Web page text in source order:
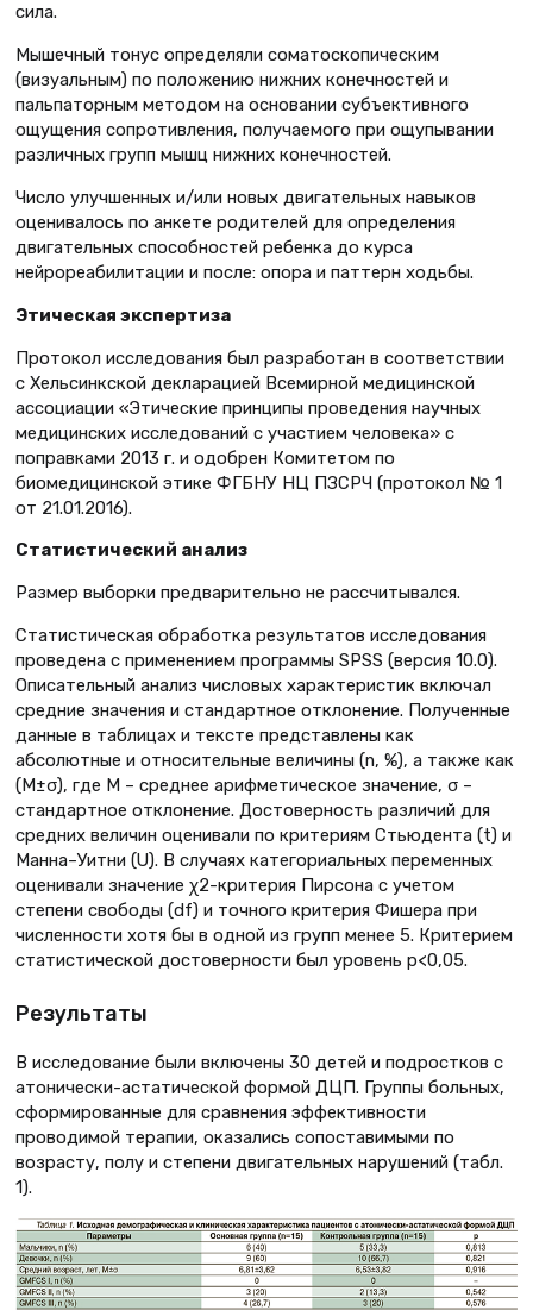
сила.
Мышечный тонус определяли соматоскопическим
(визуальным) по положению нижних конечностей и
пальпаторным методом на основании субъективного
ощущения сопротивления, получаемого при ощупывании
различных групп мышц нижних конечностей.
Число улучшенных и/или новых двигательных навыков
оценивалось по анкете родителей для определения
двигательных способностей ребенка до курса
нейрореабилитации и после: опора и паттерн ходьбы.
Этическая экспертиза
Протокол исследования был разработан в соответствии
с Хельсинкской декларацией Всемирной медицинской
ассоциации «Этические принципы проведения научных
медицинских исследований с участием человека» с
поправками 2013 г. и одобрен Комитетом по
биомедицинской этике ФГБНУ НЦ ПЗСРЧ (протокол № 1
от 21.01.2016).
Статистический анализ
Размер выборки предварительно не рассчитывался.
Статистическая обработка результатов исследования
проведена с применением программы SPSS (версия 10.0).
Описательный анализ числовых характеристик включал
средние значения и стандартное отклонение. Полученные
данные в таблицах и тексте представлены как
абсолютные и относительные величины (n, %), а также как
(М±σ), где М – среднее арифметическое значение, σ –
стандартное отклонение. Достоверность различий для
средних величин оценивали по критериям Стьюдента (t) и
Манна–Уитни (U). В случаях категориальных переменных
оценивали значение χ2-критерия Пирсона с учетом
степени свободы (df) и точного критерия Фишера при
численности хотя бы в одной из групп менее 5. Критерием
статистической достоверности был уровень p<0,05.
Результаты
В исследование были включены 30 детей и подростков с
атонически-астатической формой ДЦП. Группы больных,
сформированные для сравнения эффективности
проводимой терапии, оказались сопоставимыми по
возрасту, полу и степени двигательных нарушений (табл.
1).